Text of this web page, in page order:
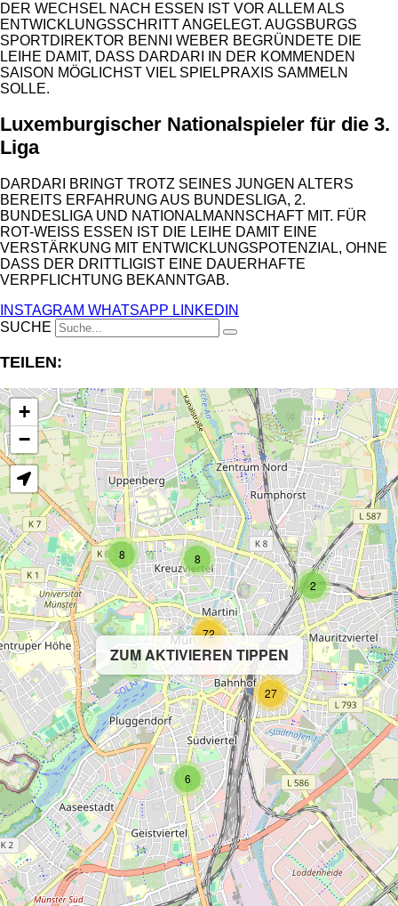
DER WECHSEL NACH ESSEN IST VOR ALLEM ALS
ENTWICKLUNGSSCHRITT ANGELEGT. AUGSBURGS
SPORTDIREKTOR BENNI WEBER BEGRÜNDETE DIE
LEIHE DAMIT, DASS DARDARI IN DER KOMMENDEN
SAISON MÖGLICHST VIEL SPIELPRAXIS SAMMELN
SOLLE.
Luxemburgischer Nationalspieler für die 3.
Liga
DARDARI BRINGT TROTZ SEINES JUNGEN ALTERS
BEREITS ERFAHRUNG AUS BUNDESLIGA, 2.
BUNDESLIGA UND NATIONALMANNSCHAFT MIT. FÜR
ROT-WEISS ESSEN IST DIE LEIHE DAMIT EINE
VERSTÄRKUNG MIT ENTWICKLUNGSPOTENZIAL, OHNE
DASS DER DRITTLIGIST EINE DAUERHAFTE
VERPFLICHTUNG BEKANNTGAB.
INSTAGRAM WHATSAPP LINKEDIN
SUCHE
TEILEN:
ZUM AKTIVIEREN TIPPEN
2
8
6
8
27
5
72
+
−